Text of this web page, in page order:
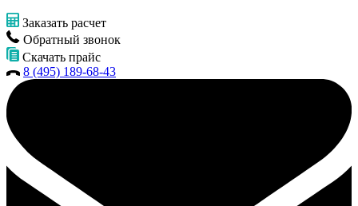
Заказать расчет
Обратный звонок
Скачать прайс
8 (495) 189-68-43